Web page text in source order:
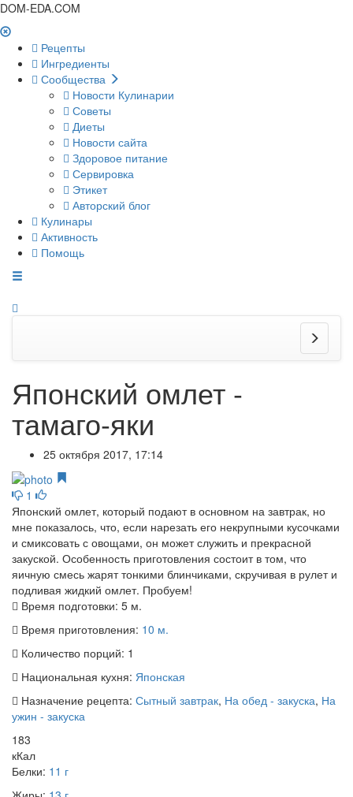
DOM-EDA.COM
Рецепты
Ингредиенты
Сообщества
Новости Кулинарии
Советы
Диеты
Новости сайта
Здоровое питание
Сервировка
Этикет
Авторский блог
Кулинары
Активность
Помощь
Японский омлет -
тамаго-яки
25 октября 2017, 17:14
1
Японский омлет, который подают в основном на завтрак, но
мне показалось, что, если нарезать его некрупными кусочками
и смиксовать с овощами, он может служить и прекрасной
закуской. Особенность приготовления состоит в том, что
яичную смесь жарят тонкими блинчиками, скручивая в рулет и
подливая жидкий омлет. Пробуем!
Время подготовки: 5 м.
Время приготовления: 10 м.
Количество порций: 1
Национальная кухня: Японская
Назначение рецепта: Сытный завтрак, На обед - закуска, На
ужин - закуска
183
кКал
Белки: 11 г